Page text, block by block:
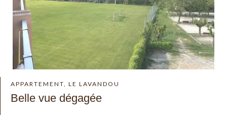
APPARTEMENT, LE LAVANDOU
Belle vue dégagée